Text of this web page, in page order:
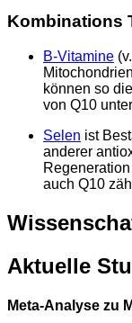
Kombinations
B‑Vitamine
können so
von Q10
Selen ist
anderer
auch Q10
Aktuelle
Meta‑Analyse zu